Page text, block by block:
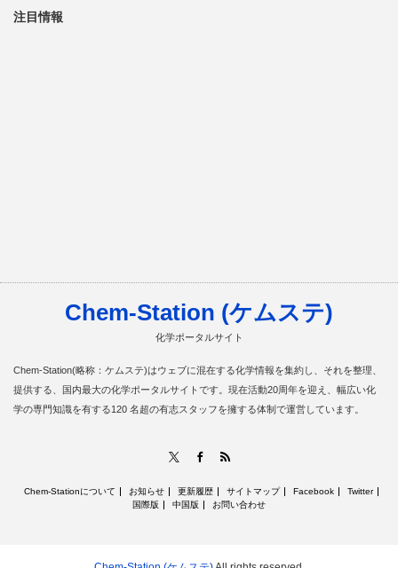
注目情報
Chem-Station (ケムステ)
化学ポータルサイト
Chem-Station(略称：ケムステ)はウェブに混在する化学情報を集約し、それを整理、
提供する、国内最大の化学ポータルサイトです。現在活動20周年を迎え、幅広い化
学の専門知識を有する120 名超の有志スタッフを擁する体制で運営しています。
Facebook
Chem-Stationについて お知らせ 更新履歴 サイトマップ Facebook
Twitter
国際版
中国版 お問い合わせ